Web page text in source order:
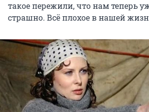
такое пережили, что нам теперь
страшно. Всё плохое в нашей